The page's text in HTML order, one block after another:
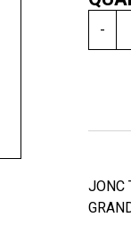
-
JONC